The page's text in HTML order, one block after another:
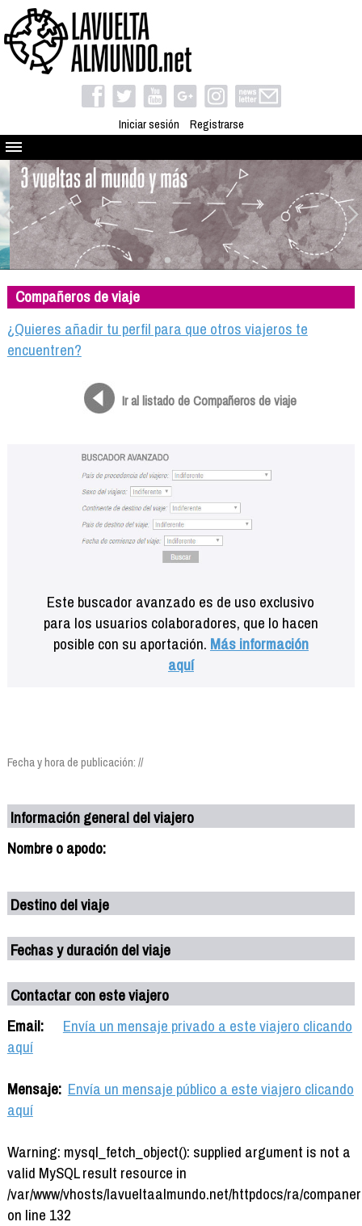
Iniciar sesión Registrarse
Quienes somos
El proyecto
Blog
Viaja con nosotros
Camino solidario
Libros
Compañeros de viaje
Compañeros de viaje
¿Quieres añadir tu perfil para que otros viajeros te
encuentren?
Ir al listado de Compañeros de viaje
Este buscador avanzado es de uso exclusivo
para los usuarios colaboradores, que lo hacen
posible con su aportación. Más información
aquí
Fecha y hora de publicación: //
Información general del viajero
Nombre o apodo:
Destino del viaje
Fechas y duración del viaje
Contactar con este viajero
Email:
Envía un mensaje privado a este viajero clicando
aquí
Mensaje: Envía un mensaje público a este viajero clicando
aquí
Warning: mysql_fetch_object(): supplied argument is not a
valid MySQL result resource in
/var/www/vhosts/lavueltaalmundo.net/httpdocs/ra/
on line 132